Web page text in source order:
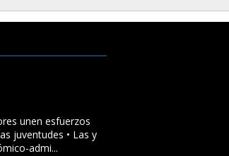
unen esfuerzos
juventudes • Las y
admi...